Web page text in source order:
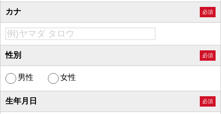
カナ 必須
性別 必須
男性 女性
生年月日 必須